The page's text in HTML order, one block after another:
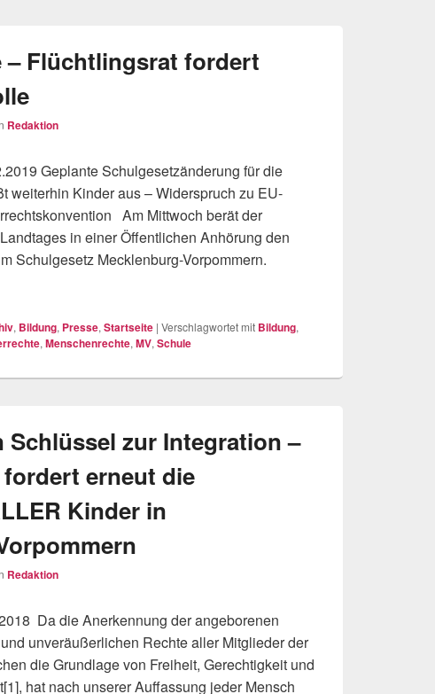
– Flüchtlingsrat fordert
Redaktion
Geplante Schulgesetzänderung für die
weiterhin Kinder aus – Widerspruch zu EU-
Am Mittwoch berät der
in einer Öffentlichen Anhörung den
Schulgesetz Mecklenburg-Vorpommern.
fordert Normenkontrolle
, Bildung, Presse, Startseite | Verschlagwortet mit Bildung,
, Menschenrechte, MV, Schule
zur Integration –
erneut die
Kinder in
Redaktion
Da die Anerkennung der angeborenen
unveräußerlichen Rechte aller Mitglieder der
die Grundlage von Freiheit, Gerechtigkeit und
hat nach unserer Auffassung jeder Mensch